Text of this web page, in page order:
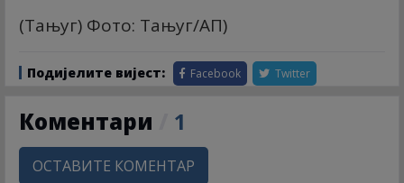
(Тањуг) Фото: Тањуг/АП)
Подијелите вијест: Facebook Twitter
Коментари 1
ОСТАВИТЕ КОМЕНТАР